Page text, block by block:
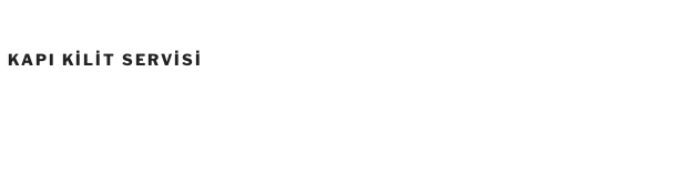
KAPI KILIT SERVISI